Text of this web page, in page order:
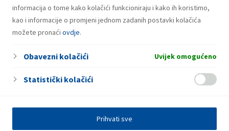
informacija o tome kako kolačići funkcioniraju i kako ih koristimo,
kao i informacije o promjeni jednom zadanih postavki kolačića
možete pronaći ovdje.
Obavezni kolačići Uvijek omogućeno
Statistički kolačići
Prihvati sve